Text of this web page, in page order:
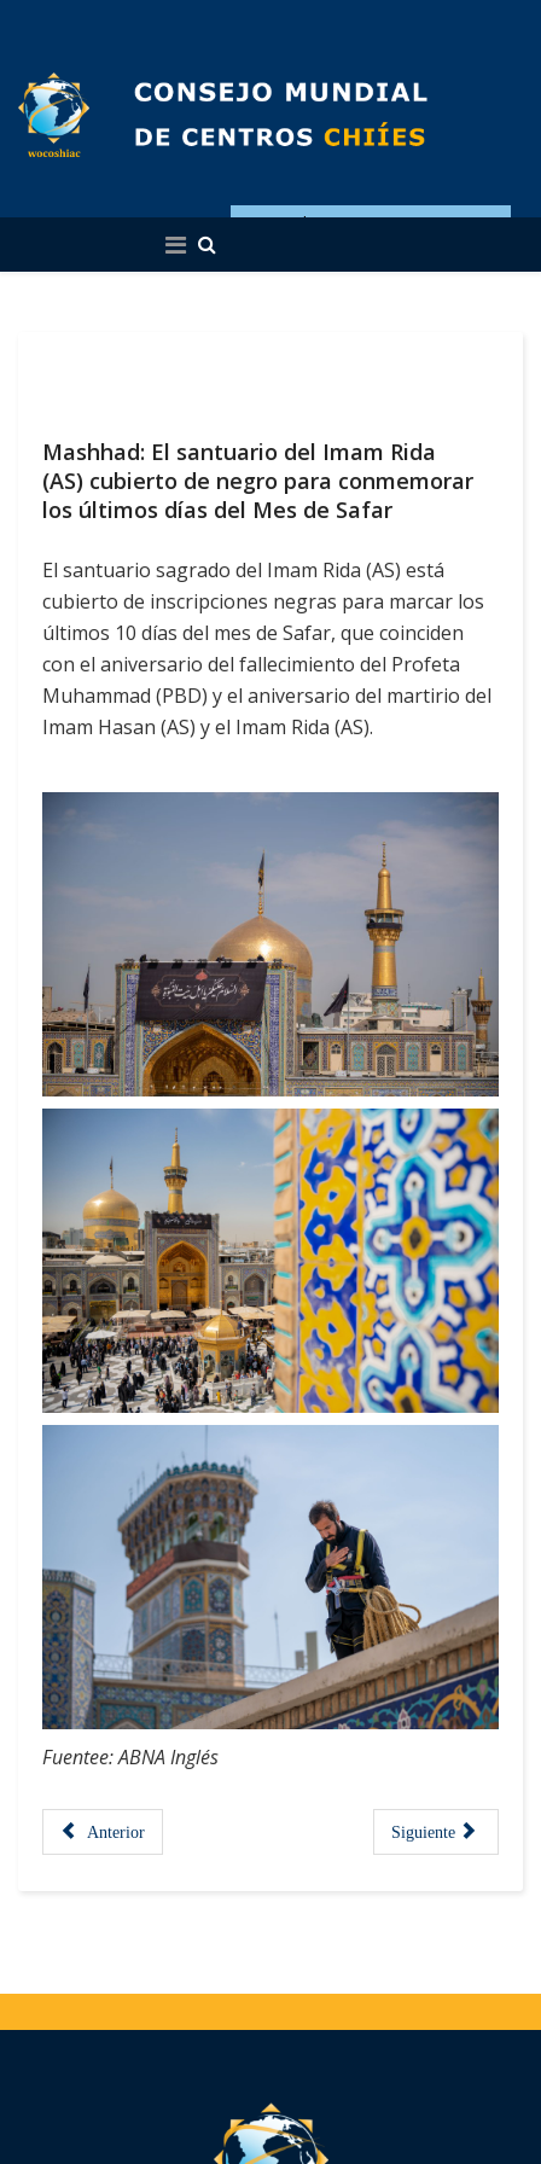
Español
Mashhad: El santuario del Imam Rida
(AS) cubierto de negro para conmemorar
los últimos días del Mes de Safar
El santuario sagrado del Imam Rida (AS) está
cubierto de inscripciones negras para marcar los
últimos 10 días del mes de Safar, que coinciden
con el aniversario del fallecimiento del Profeta
Muhammad (PBD) y el aniversario del martirio del
Imam Hasan (AS) y el Imam Rida (AS).
Fuentee: ABNA Inglés
Anterior Siguiente